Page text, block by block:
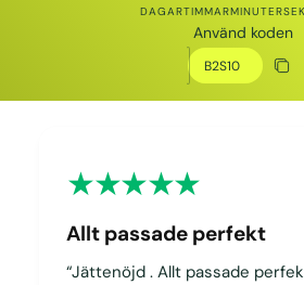
DAGARTIMMARMINUTER
Använd koden
Kopierat
Rabattkod
Allt passade perfekt
“Jättenöjd . Allt passade